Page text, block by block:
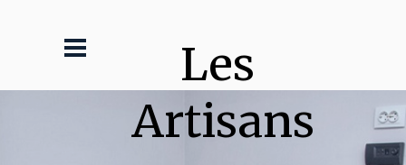
Les
Artisans